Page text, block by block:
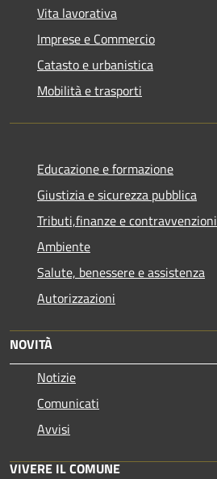
Vita lavorativa
Imprese e Commercio
Catasto e urbanistica
Mobilità e trasporti
Educazione e formazione
Giustizia e sicurezza pubblica
Tributi,finanze e contravvenzioni
Ambiente
Salute, benessere e assistenza
Autorizzazioni
NOVITÀ
Notizie
Comunicati
Avvisi
VIVERE IL COMUNE